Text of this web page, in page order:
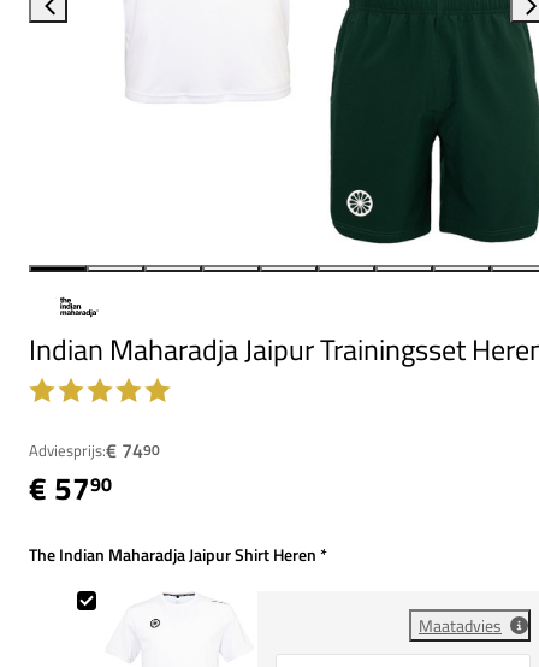
Indian Maharadja Jaipur Trainingsset
Adviesprijs:€ 7490
€ 5790
The Indian Maharadja Jaipur Shirt Heren*
Maatadvies
Select {option} for {name}
The Indian Maharadja Jaipur Shirt Heren